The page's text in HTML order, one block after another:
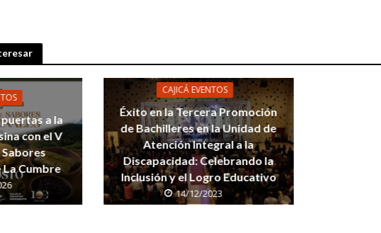
a la
con el V
Cumbre
CAJICÁ EVENTOS
Éxito en la Tercera Promoción
de Bachilleres en la Unidad de
Atención Integral a la
Discapacidad: Celebrando la
Inclusión y el Logro Educativo
14/12/2023